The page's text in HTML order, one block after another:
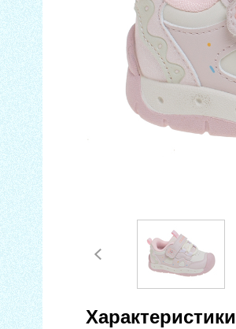
Характеристики